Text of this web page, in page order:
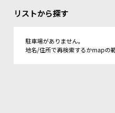
リストから探す
駐車場がありません。
地名/住所で再検索するかmapの